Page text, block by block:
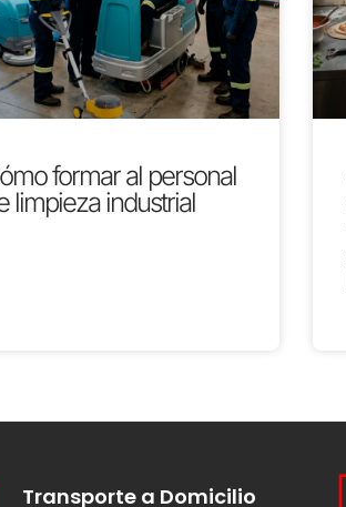
formar al personal
limpieza industrial
Transporte a Domicilio